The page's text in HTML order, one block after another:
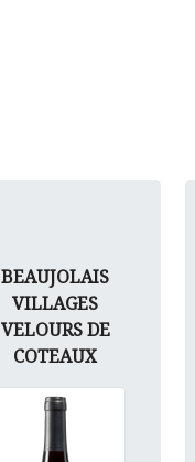
BEAUJOLAIS
VILLAGES
VELOURS DE
COTEAUX